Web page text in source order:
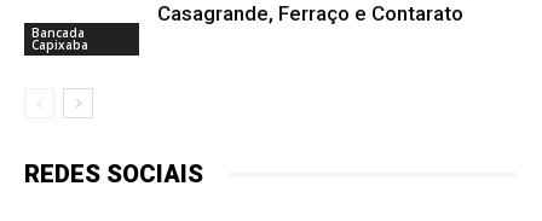
Bancada
Capixaba
Casagrande, Ferraço e Contarato
REDES SOCIAIS